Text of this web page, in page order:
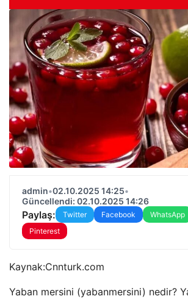
admin•02.10.2025 14:25•
Güncellendi: 02.10.2025 14:26
Paylaş: Twitter Facebook WhatsApp
Pinterest
Kaynak:Cnnturk.com
Yaban mersini (yabanmersini) nedir?